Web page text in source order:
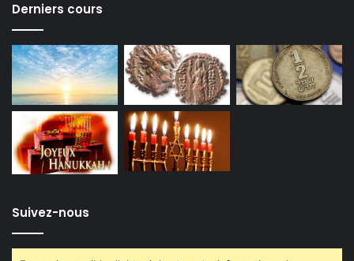
Derniers cours
Suivez-nous